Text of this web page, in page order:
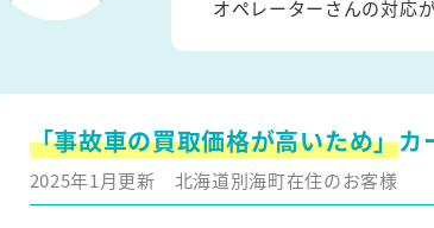
オペレーターさんの対応
「事故車の買取価格が高いため」カ
2025年1月更新 北海道別海町在住のお客様